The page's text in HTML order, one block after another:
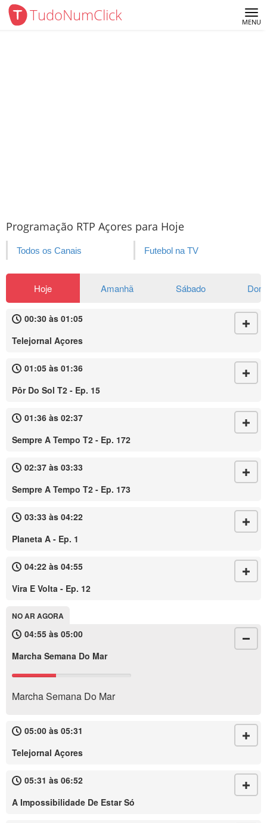
TudoNumClick MENU
Programação RTP Açores para Hoje
Todos os Canais Futebol na TV
Hoje Amanhã Sábado
00:30 às 01:05
Telejornal Açores
01:05 às 01:36
Pôr Do Sol T2 - Ep. 15
01:36 às 02:37
Sempre A Tempo T2 - Ep. 172
02:37 às 03:33
Sempre A Tempo T2 - Ep. 173
03:33 às 04:22
Planeta A - Ep. 1
04:22 às 04:55
Vira E Volta - Ep. 12
NO AR AGORA
04:55 às 05:00
Marcha Semana Do Mar
Marcha Semana Do Mar
05:00 às 05:31
Telejornal Açores
05:31 às 06:52
A Impossibilidade De Estar Só